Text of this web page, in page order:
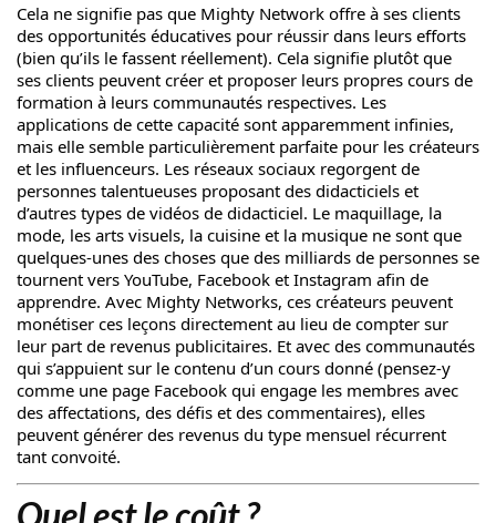
Cela ne signifie pas que Mighty Network offre à ses clients
des opportunités éducatives pour réussir dans leurs efforts
(bien qu’ils le fassent réellement). Cela signifie plutôt que
ses clients peuvent créer et proposer leurs propres cours de
formation à leurs communautés respectives. Les
applications de cette capacité sont apparemment infinies,
mais elle semble particulièrement parfaite pour les créateurs
et les influenceurs. Les réseaux sociaux regorgent de
personnes talentueuses proposant des didacticiels et
d’autres types de vidéos de didacticiel. Le maquillage, la
mode, les arts visuels, la cuisine et la musique ne sont que
quelques-unes des choses que des milliards de personnes se
tournent vers YouTube, Facebook et Instagram afin de
apprendre. Avec Mighty Networks, ces créateurs peuvent
monétiser ces leçons directement au lieu de compter sur
leur part de revenus publicitaires. Et avec des communautés
qui s’appuient sur le contenu d’un cours donné (pensez-y
comme une page Facebook qui engage les membres avec
des affectations, des défis et des commentaires), elles
peuvent générer des revenus du type mensuel récurrent
tant convoité.